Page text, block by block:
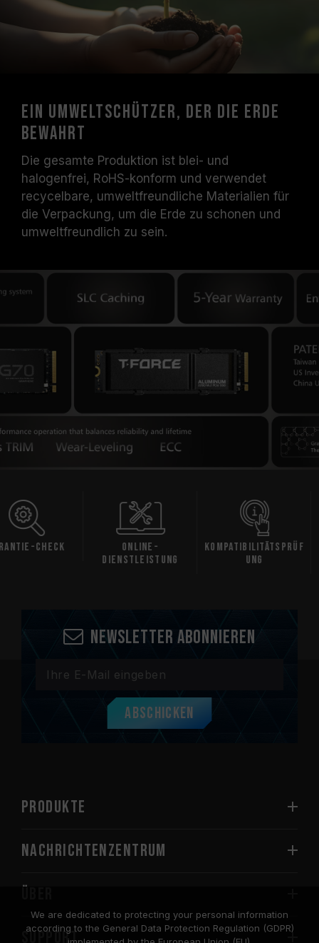
Ein Umweltschützer, der die Erde
bewahrt
Die gesamte Produktion ist blei- und
halogenfrei, RoHS-konform und verwendet
recycelbare, umweltfreundliche Materialien für
die Verpackung, um die Erde zu schonen und
umweltfreundlich zu sein.
Dienstleistung
Kompatibilitätsprüf
Newsletter abonnieren
Abschicken
PRODUKTE
Nachrichtenzentrum
SUPPORT
We are dedicated to protecting your personal information
according to the General Data Protection Regulation (GDPR)